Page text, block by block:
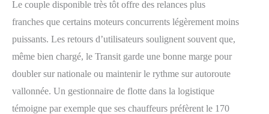
Le couple disponible très tôt offre des relances plus
franches que certains moteurs concurrents légèrement moins
puissants. Les retours d’utilisateurs soulignent souvent que,
même bien chargé, le Transit garde une bonne marge pour
doubler sur nationale ou maintenir le rythme sur autoroute
vallonnée. Un gestionnaire de flotte dans la logistique
témoigne par exemple que ses chauffeurs préfèrent le 170